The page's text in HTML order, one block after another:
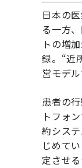
日本の
る一方
トの増
録。“近
営モデ
患者の
トフォ
約シス
じめて
定させ